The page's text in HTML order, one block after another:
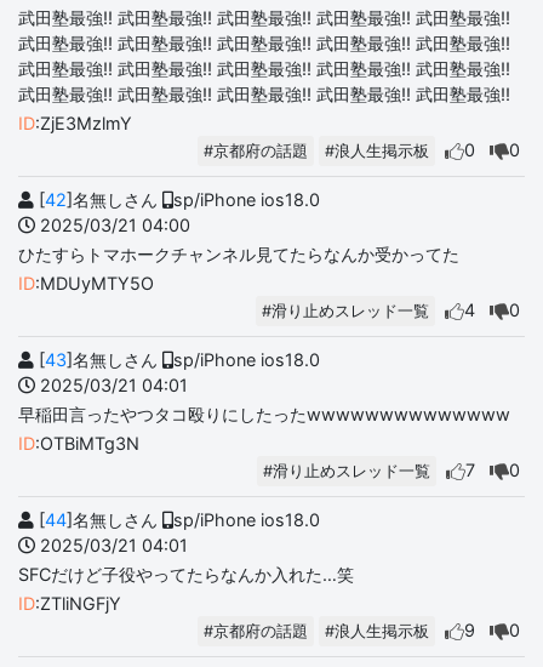
武田塾最強‼️ 武田塾最強‼️ 武田塾最強‼️ 武田塾最強‼️ 武田塾最強‼️
武田塾最強‼️ 武田塾最強‼️ 武田塾最強‼️ 武田塾最強‼️ 武田塾最強‼️
武田塾最強‼️ 武田塾最強‼️ 武田塾最強‼️ 武田塾最強‼️ 武田塾最強‼️
武田塾最強‼️ 武田塾最強‼️ 武田塾最強‼️ 武田塾最強‼️ 武田塾最強‼️
ID:ZjE3MzlmY
#京都府の話題 #浪人生掲示板 0 0
[42]名無しさん
sp/iPhone ios18.0
2025/03/21 04:00
ひたすらトマホークチャンネル見てたらなんか受かってた
ID:MDUyMTY5O
#滑り止めスレッド一覧 4 0
[43]名無しさん
sp/iPhone ios18.0
2025/03/21 04:01
早稲田言ったやつタコ殴りにしたったwwwwwwwwwwwwww
ID:OTBiMTg3N
#滑り止めスレッド一覧 7 0
[44]名無しさん
sp/iPhone ios18.0
2025/03/21 04:01
SFCだけど子役やってたらなんか入れた…笑
ID:ZTliNGFjY
#京都府の話題 #浪人生掲示板 9 0